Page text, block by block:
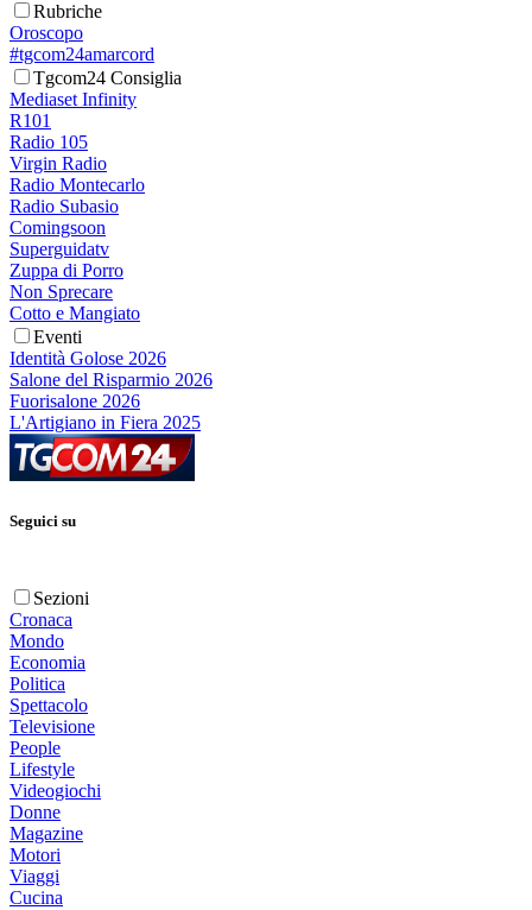
Rubriche
Oroscopo
#tgcom24amarcord
Tgcom24 Consiglia
Mediaset Infinity
R101
Radio 105
Virgin Radio
Radio Montecarlo
Radio Subasio
Comingsoon
Superguidatv
Zuppa di Porro
Non Sprecare
Cotto e Mangiato
Eventi
Identità Golose 2026
Salone del Risparmio 2026
Fuorisalone 2026
L'Artigiano in Fiera 2025
Seguici su
Sezioni
Cronaca
Mondo
Economia
Politica
Spettacolo
Televisione
People
Lifestyle
Videogiochi
Donne
Magazine
Motori
Viaggi
Cucina